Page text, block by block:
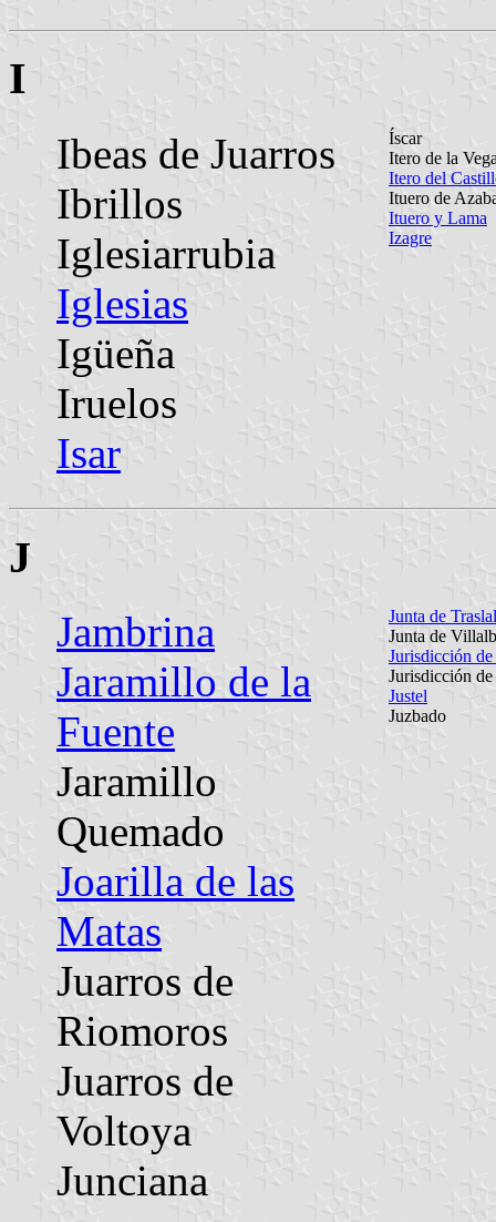
I
Ibeas de Juarros
Ibrillos
Iglesiarrubia
Iglesias
Igüeña
Iruelos
Isar
Íscar
Itero de la
Itero del
Ituero de
Ituero y Lama
Izagre
J
Jambrina
Jaramillo de la
Fuente
Jaramillo
Quemado
Joarilla de las
Matas
Juarros de
Riomoros
Juarros de
Voltoya
Junciana
Junta de
Junta de
Jurisdicción
Jurisdicción
Justel
Juzbado